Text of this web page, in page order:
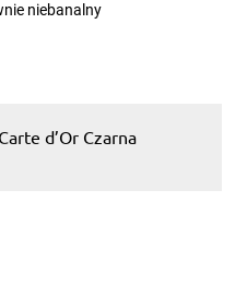
niebanalny
d’Or Czarna